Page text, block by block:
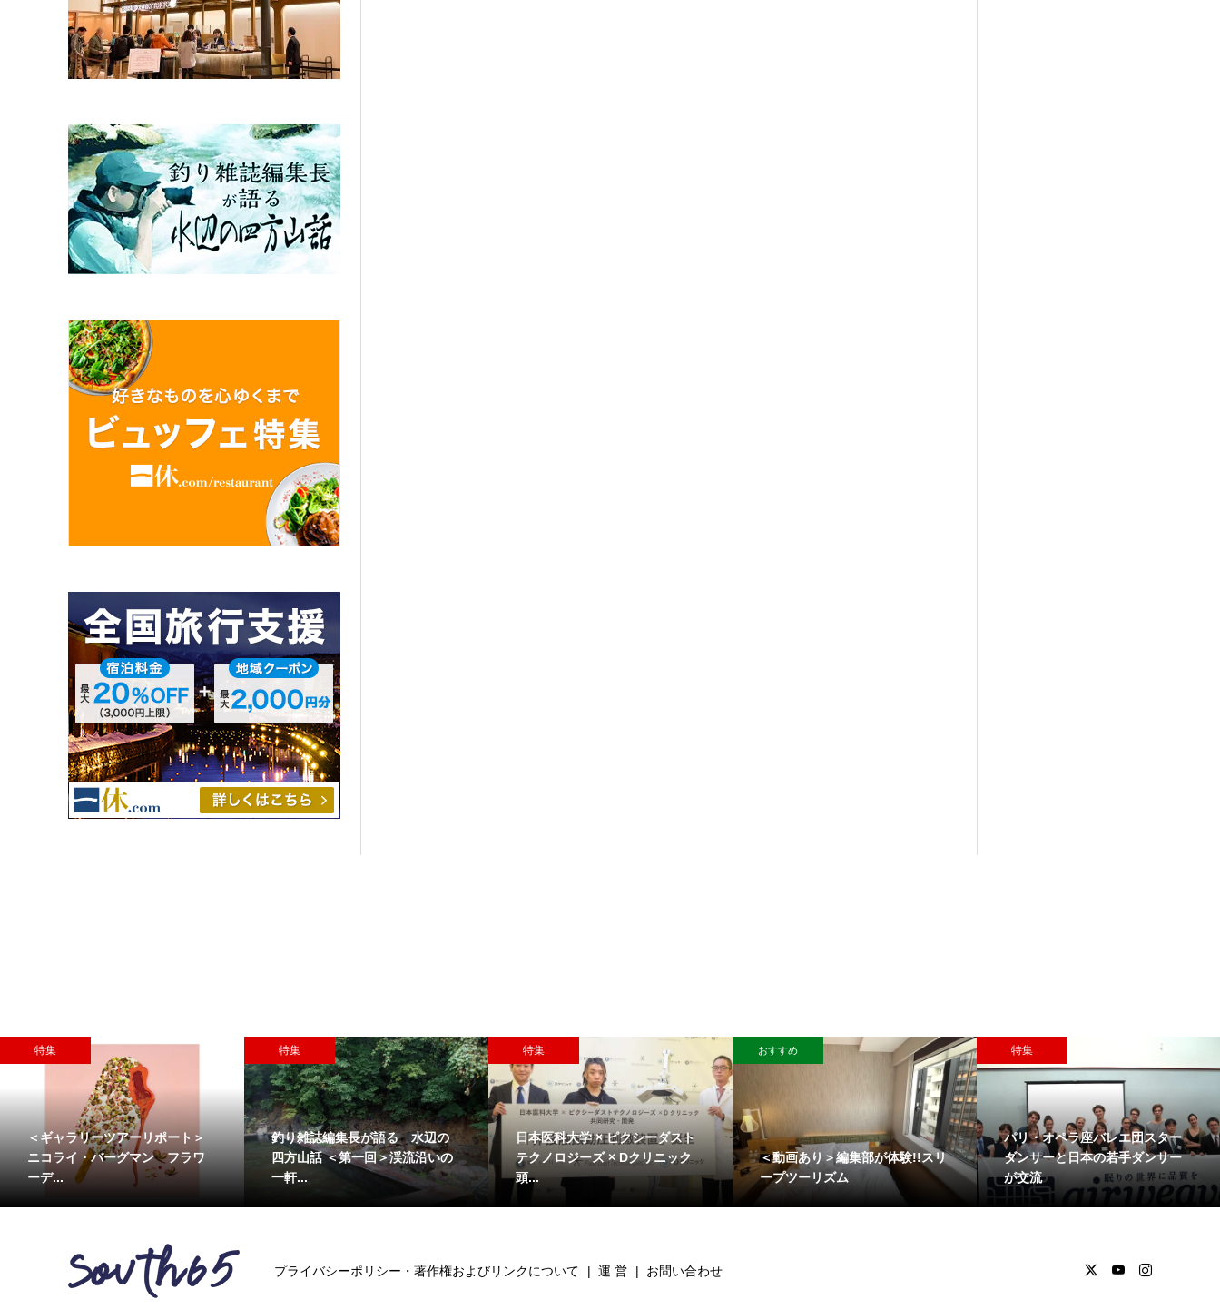
特集
＜ギャラリーツアーリポート＞
ニコライ・バーグマン フラワ
ーデ...
特集
釣り雑誌編集長が語る 水辺の
四方山話 ＜第一回＞渓流沿いの
一軒...
特集
日本医科大学 × ピクシーダスト
テクノロジーズ × Dクリニック
頭...
おすすめ
＜動画あり＞編集部が体験!!スリ
ープツーリズム
特集
パリ・オペラ座バレエ団スター
ダンサーと日本の若手ダンサー
が交流
プライバシーポリシー・著作権およびリンクについて 運 営 お問い合わせ